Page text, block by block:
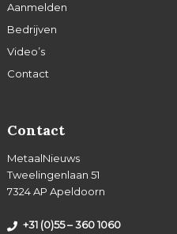
Aanmelden
Bedrijven
Video’s
Contact
Contact
MetaalNieuws
Tweelingenlaan 51
7324 AP Apeldoorn
+31 (0)55 – 360 1060